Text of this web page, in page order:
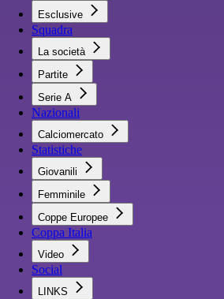
Esclusive
Squadra
La società
Partite
Serie A
Nazionali
Calciomercato
Statistiche
Giovanili
Femminile
Coppe Europee
Coppa Italia
Video
Social
LINKS